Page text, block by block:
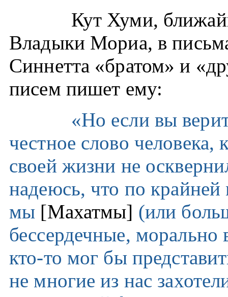
Кут Хуми,
Владыки Мориа, в
Синнетта «братом» и
писем пишет ему:
«Но если вы
честное слово человека,
своей жизни не
надеюсь, что по
мы [Махатмы] (или
бессердечные,
кто-то мог бы
не многие из нас